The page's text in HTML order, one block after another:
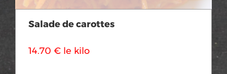
Salade de carottes
14.70 € le kilo